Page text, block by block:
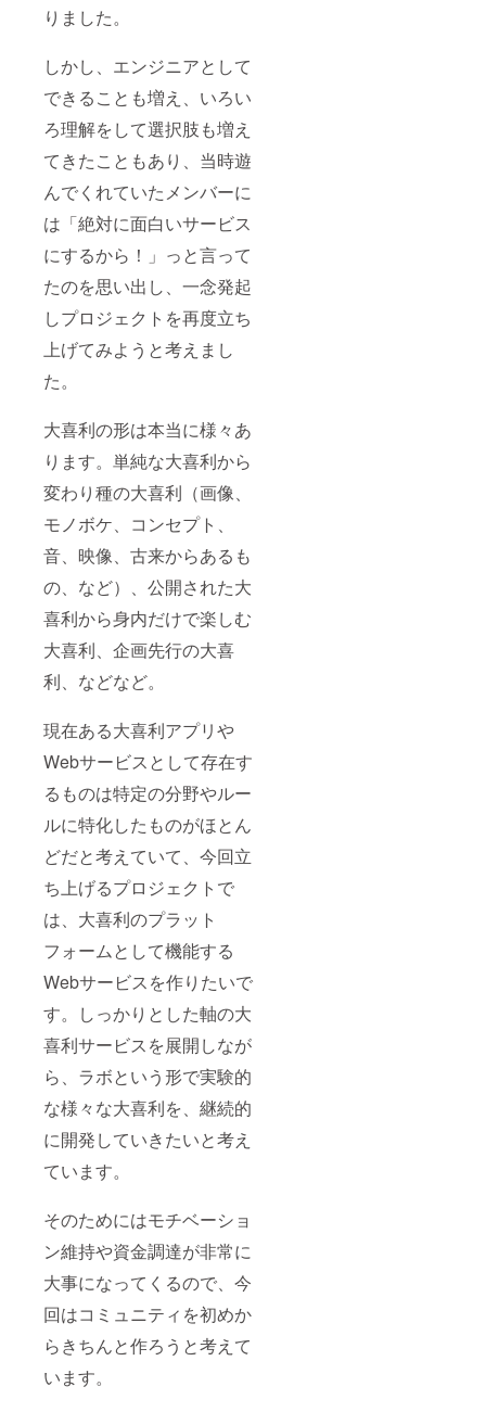
りました。
しかし、エンジニアとして
できることも増え、いろい
ろ理解をして選択肢も増え
てきたこともあり、当時遊
んでくれていたメンバーに
は「絶対に面白いサービス
にするから！」っと言って
たのを思い出し、一念発起
しプロジェクトを再度立ち
上げてみようと考えまし
た。
大喜利の形は本当に様々あ
ります。単純な大喜利から
変わり種の大喜利（画像、
モノボケ、コンセプト、
音、映像、古来からあるも
の、など）、公開された大
喜利から身内だけで楽しむ
大喜利、企画先行の大喜
利、などなど。
現在ある大喜利アプリや
Webサービスとして存在す
るものは特定の分野やルー
ルに特化したものがほとん
どだと考えていて、今回立
ち上げるプロジェクトで
は、大喜利のプラット
フォームとして機能する
Webサービスを作りたいで
す。しっかりとした軸の大
喜利サービスを展開しなが
ら、ラボという形で実験的
な様々な大喜利を、継続的
に開発していきたいと考え
ています。
そのためにはモチベーショ
ン維持や資金調達が非常に
大事になってくるので、今
回はコミュニティを初めか
らきちんと作ろうと考えて
います。